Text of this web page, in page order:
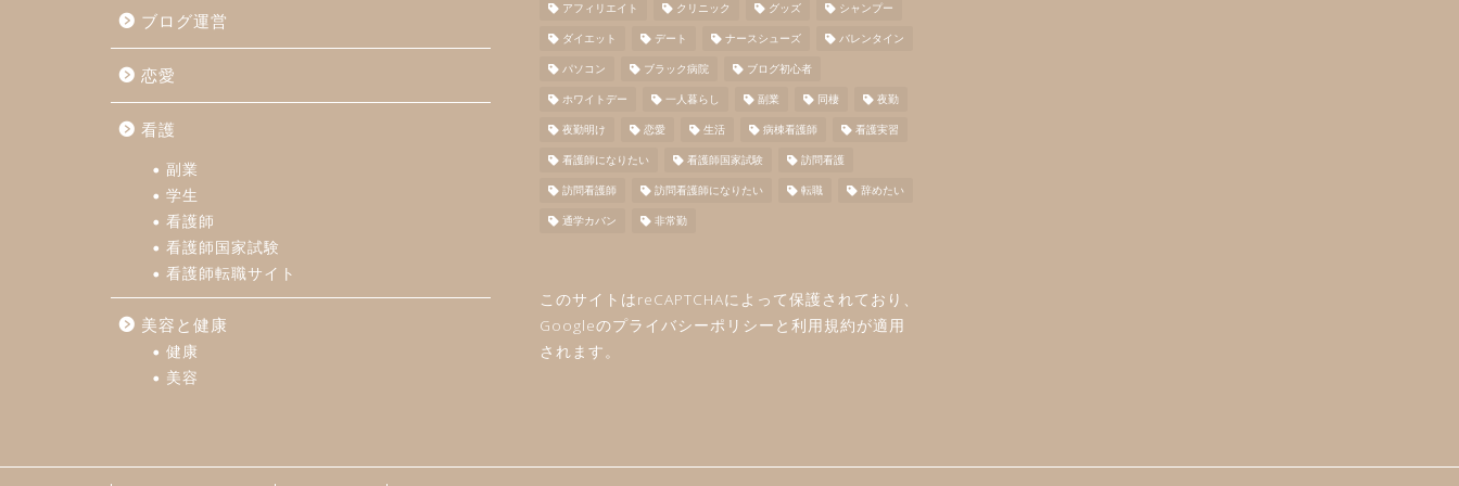
ブログ運営
恋愛
看護
副業
学生
看護師
看護師国家試験
看護師転職サイト
美容と健康
健康
美容
アフィリエイト クリニック グッズ
シャンプー
ダイエット
デート ナースシューズ
バレンタイン
パソコン
ブラック病院
ブログ初心者
ホワイトデー
一人暮らし 副業 同棲
夜勤
夜勤明け
恋愛 生活 病棟看護師
看護実習
看護師になりたい
看護師国家試験
訪問看護
訪問看護師
訪問看護師になりたい 転職
辞めたい
通学カバン
非常勤
このサイトはreCAPTCHAによって保護されており、
Googleのプライバシーポリシー と 利用規約が適用
されます。